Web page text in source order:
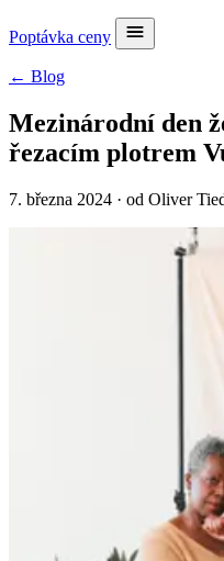
Poptávka ceny
← Blog
Mezinárodní den
řezacím plotrem
7. března 2024 · od Oliver